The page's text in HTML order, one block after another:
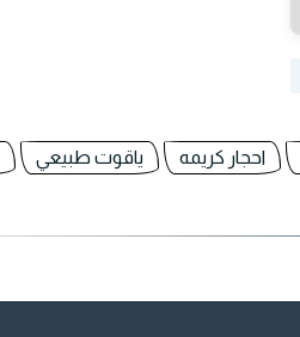
احجار كريمه ياقوت طبيعي